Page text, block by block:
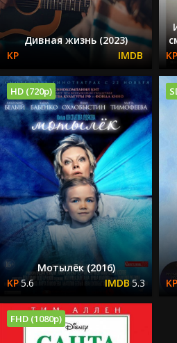
Дивная жизнь (2023)
HD (720p)
Мотылёк (2016)
5.6
5.3
FHD (1080p)